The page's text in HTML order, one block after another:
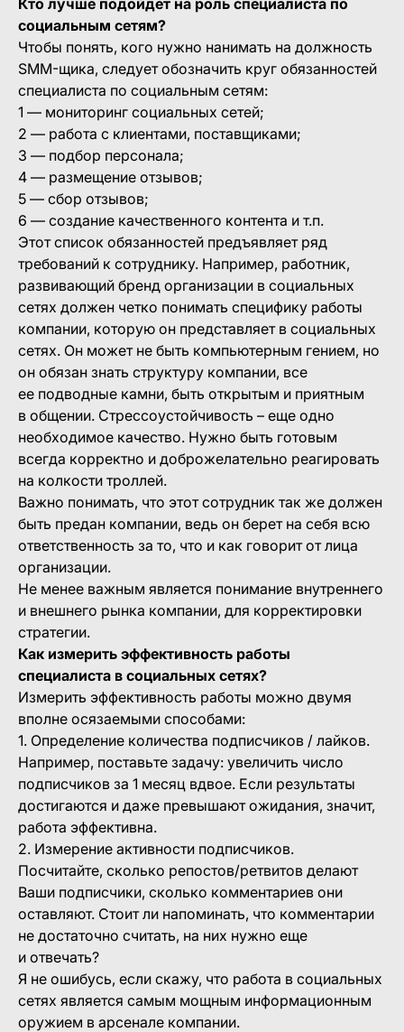
социальным сетям?
Чтобы понять, кого нужно нанимать на должность
SMM-щика, следует обозначить круг обязанностей
специалиста по социальным сетям:
1 — мониторинг социальных сетей;
2 — работа с клиентами, поставщиками;
3 — подбор персонала;
4 — размещение отзывов;
5 — сбор отзывов;
6 — создание качественного контента и т.п.
Этот список обязанностей предъявляет ряд
требований к сотруднику. Например, работник,
развивающий бренд организации в социальных
сетях должен четко понимать специфику работы
компании, которую он представляет в социальных
сетях. Он может не быть компьютерным гением, но
он обязан знать структуру компании, все
ее подводные камни, быть открытым и приятным
в общении. Стрессоустойчивость – еще одно
необходимое качество. Нужно быть готовым
всегда корректно и доброжелательно реагировать
на колкости троллей.
Важно понимать, что этот сотрудник так же должен
быть предан компании, ведь он берет на себя всю
ответственность за то, что и как говорит от лица
организации.
Не менее важным является понимание внутреннего
и внешнего рынка компании, для корректировки
стратегии.
Как измерить эффективность работы
специалиста в социальных сетях?
Измерить эффективность работы можно двумя
вполне осязаемыми способами:
1. Определение количества подписчиков / лайков.
Например, поставьте задачу: увеличить число
подписчиков за 1 месяц вдвое. Если результаты
достигаются и даже превышают ожидания, значит,
работа эффективна.
2. Измерение активности подписчиков.
Посчитайте, сколько репостов/ретвитов делают
Ваши подписчики, сколько комментариев они
оставляют. Стоит ли напоминать, что комментарии
не достаточно считать, на них нужно еще
и отвечать?
Я не ошибусь, если скажу, что работа в социальных
сетях является самым мощным информационным
оружием в арсенале компании.